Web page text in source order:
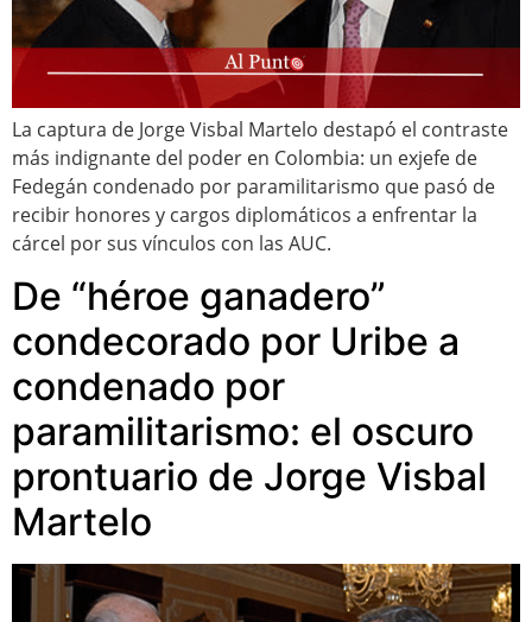
La captura de Jorge Visbal Martelo destapó el contraste
más indignante del poder en Colombia: un exjefe de
Fedegán condenado por paramilitarismo que pasó de
recibir honores y cargos diplomáticos a enfrentar la
cárcel por sus vínculos con las AUC.
De “héroe ganadero”
condecorado por Uribe a
condenado por
paramilitarismo: el oscuro
prontuario de Jorge Visbal
Martelo